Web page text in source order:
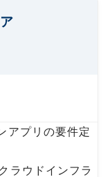
アプリの要件定
ラウドインフラ